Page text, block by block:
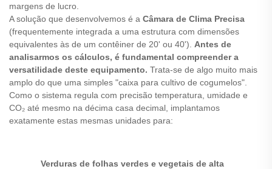
margens de lucro.
A solução que desenvolvemos é a Câmara de Clima Precisa
(frequentemente integrada a uma estrutura com dimensões
equivalentes às de um contêiner de 20' ou 40'). Antes de
analisarmos os cálculos, é fundamental compreender a
versatilidade deste equipamento. Trata-se de algo muito mais
amplo do que uma simples "caixa para cultivo de cogumelos".
Como o sistema regula com precisão temperatura, umidade e
CO₂ até mesmo na décima casa decimal, implantamos
exatamente estas mesmas unidades para:
Verduras de folhas verdes e vegetais de alta